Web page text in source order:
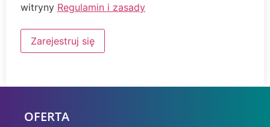
witryny Regulamin i zasady
Zarejestruj się
OFERTA